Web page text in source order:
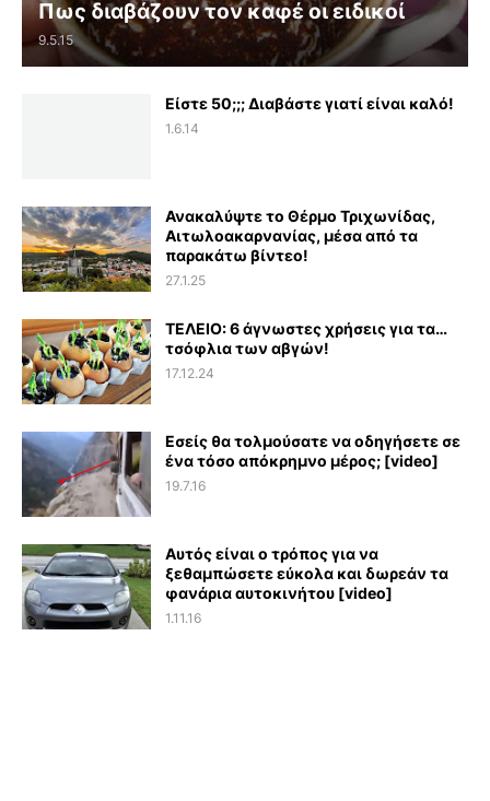
Πως διαβάζουν τον καφέ οι ειδικοί
9.5.15
Είστε 50;;; Διαβάστε γιατί είναι καλό!
1.6.14
Ανακαλύψτε το Θέρμο Τριχωνίδας,
Αιτωλοακαρνανίας, μέσα από τα
παρακάτω βίντεο!
27.1.25
ΤΕΛΕΙΟ: 6 άγνωστες χρήσεις για τα…
τσόφλια των αβγών!
17.12.24
Εσείς θα τολμούσατε να οδηγήσετε σε
ένα τόσο απόκρημνο μέρος; [video]
19.7.16
Αυτός είναι ο τρόπος για να
ξεθαμπώσετε εύκολα και δωρεάν τα
φανάρια αυτοκινήτου [video]
1.11.16